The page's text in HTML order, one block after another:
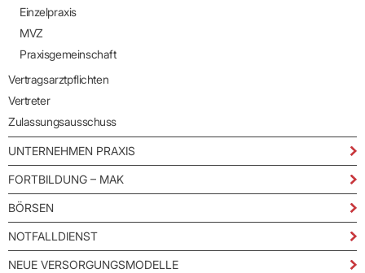
Einzelpraxis
MVZ
Praxisgemeinschaft
Vertragsarztpflichten
Vertreter
Zulassungsausschuss
UNTERNEHMEN PRAXIS
FORTBILDUNG – MAK
BÖRSEN
NOTFALLDIENST
NEUE VERSORGUNGSMODELLE